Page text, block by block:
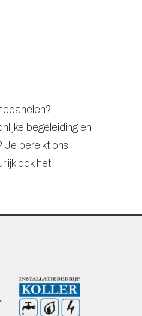
begeleiding en
Je bereikt ons
ook het